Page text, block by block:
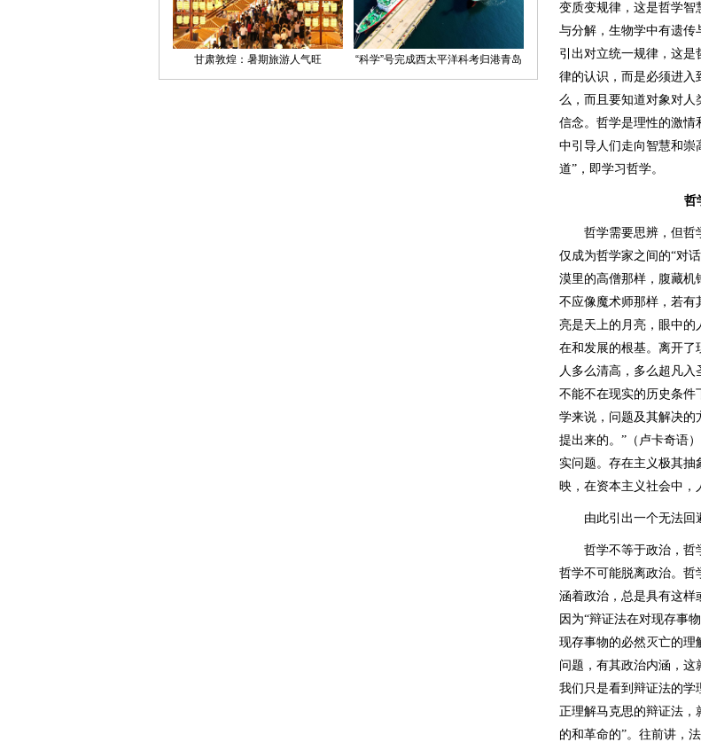
变质变规律，这是哲学智
与分解，生物学中有遗传
引出对立统一规律，这
律的认识，而是必须进入
么，而且要知道对象对人
信念。哲学是理性的激情
中引导人们走向智慧和崇
道”，即学习哲学。
哲
哲学需要思辨，但哲学
仅成为哲学家之间的“对
漠里的高僧那样，腹藏机
不应像魔术师那样，若有
亮是天上的月亮，眼中的
在和发展的根基。离开了
人多么清高，多么超凡入
不能不在现实的历史条件
学来说，问题及其解决的
提出来的。”（卢卡奇语
实问题。存在主义极其抽
映，在资本主义社会中，
由此引出一个无法回避
哲学不等于政治，哲学
哲学不可能脱离政治。哲
涵着政治，总是具有这样
因为“辩证法在对现存事
现存事物的必然灭亡的理
问题，有其政治内涵，
我们只是看到辩证法的学
正理解马克思的辩证法，
的和革命的”。往前讲，